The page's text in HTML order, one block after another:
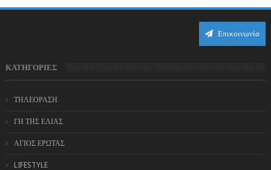
Επικοινωνία
ΚΑΤΗΓΟΡΙΕΣ
ΤΗΛΕΟΡΑΣΗ
ΓΗ ΤΗΣ ΕΛΙΑΣ
ΑΓΙΟΣ ΕΡΩΤΑΣ
LIFESTYLE